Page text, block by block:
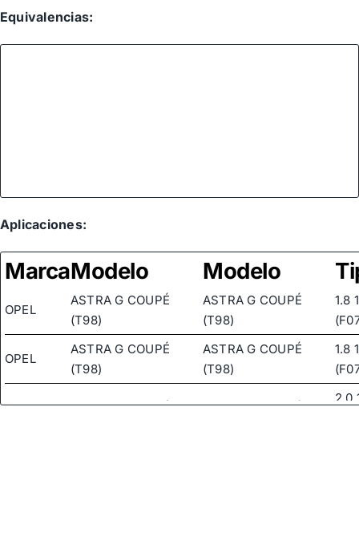
Equivalencias:
Aplicaciones:
MarcaModelo Modelo
OPEL
ASTRA G COUPÉ
(T98)
ASTRA G COUPÉ
(T98)
1.8
OPEL
ASTRA G COUPÉ
(T98)
ASTRA G COUPÉ
(T98)
1.8
ASTRA G COUPÉ
ASTRA G COUPÉ
2.0